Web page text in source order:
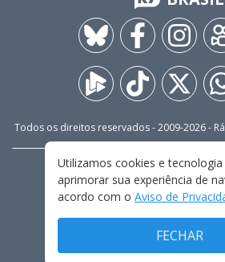
Todos os direitos reservados - 2009-2026-
FALE CONOSCO
TERMOS E CONDIÇÕES DE
Utilizamos cookies e tecnologia
aprimorar sua experiência de
acordo com o Aviso de
FECHAR